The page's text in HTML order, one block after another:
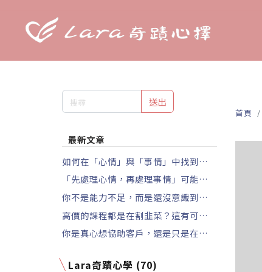
送出
最新文章
如何在「心情」與「事情」中找到平
衡？三個立即可用的方法
「先處理心情，再處理事情」可能正在
拖垮你的進度
你不是能力不足，而是還沒意識到繼續
拖延的代價
高價的課程都是在割韭菜？這有可能是
你自己造成的
你是真心想協助客戶，還是只是在消除
Lara奇蹟心學 (70)
首頁